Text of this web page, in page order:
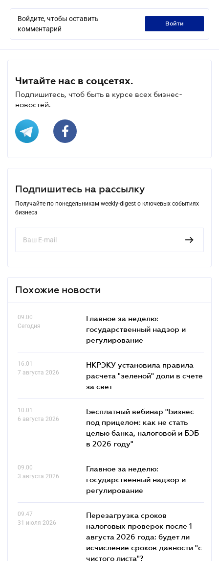
Войдите, чтобы оставить
комментарий
войти
Читайте нас в соцсетях.
Подпишитесь, чтоб быть в курсе всех бизнес-
новостей.
Подпишитесь на рассылку
Получайте по понедельникам weekly-digest о ключевых событиях
бизнеса
Похожие новости
09.00
Сегодня
Главное за неделю:
государственный надзор и
регулирование
16.01
7 августа 2026
НКРЭКУ установила правила
расчета "зеленой" доли в счете
за свет
10.01
6 августа 2026
Бесплатный вебинар "Бизнес
под прицелом: как не стать
целью банка, налоговой и БЭБ
в 2026 году"
09.00
3 августа 2026
Главное за неделю:
государственный надзор и
регулирование
09.47
31 июля 2026
Перезагрузка сроков
налоговых проверок после 1
августа 2026 года: будет ли
исчисление сроков давности "с
чистого листа"?